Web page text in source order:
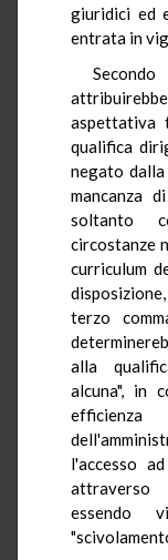
giuridici ed
entrata in
aspettativa
qualifica
negato dalla
mancanza
soltanto
circostanze
curriculum
terzo
alla
alcuna", in
l'accesso
attraverso
essendo